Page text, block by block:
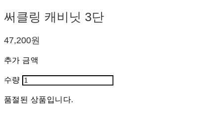
써클링 캐비닛 3단
47,200원
추가 금액
수량
품절된 상품입니다.